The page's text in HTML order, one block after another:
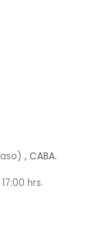
, CABA.
hrs.